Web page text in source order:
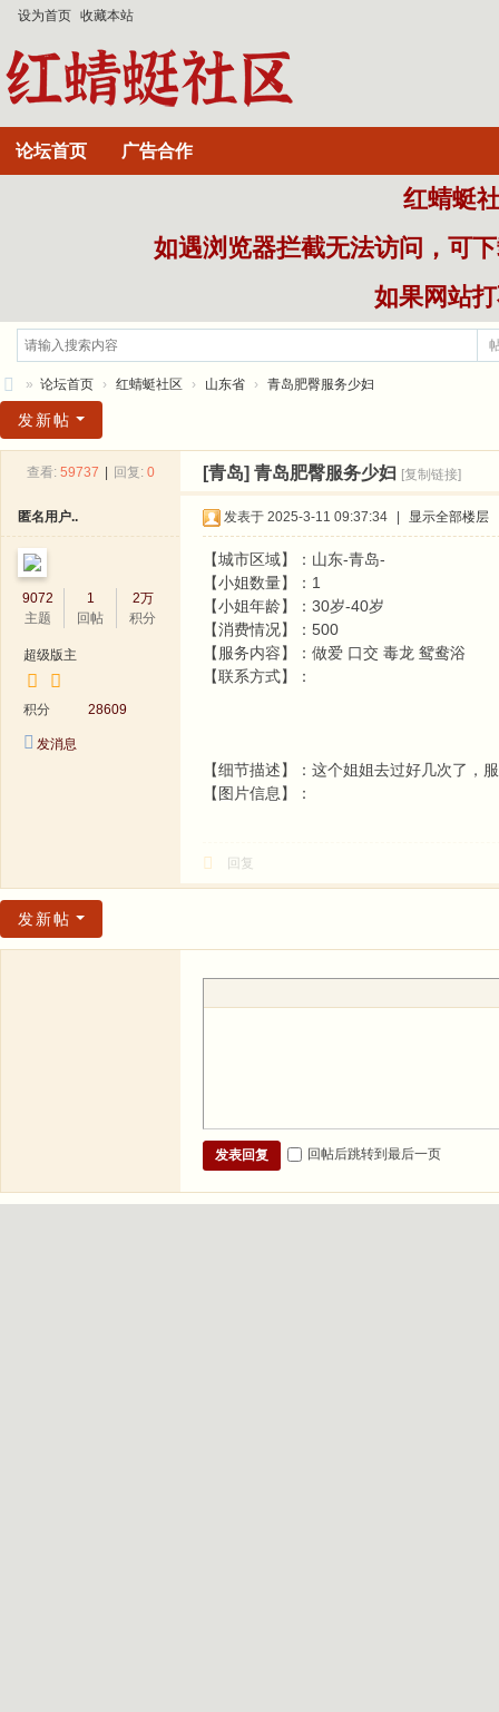
设为首页 收藏本站
论坛首页 广告合作
红蜻蜓
如遇浏览器拦截无法访问，可
如果网站
蜻
» 论坛首页 › 红蜻蜓社区 › 山东省 › 青岛肥臀服务少妇
发新帖
查看: 59737 回复: 0 [青岛] 青岛肥臀服务少妇 [复制链接]
匿名用户..
9072
主题
1
回帖
2万
积分
超级版主
积分 28609
发消息
发表于 2025-3-11 09:37:34 显示全部楼层
【城市区域】：山东-青岛-
【小姐数量】：1
【小姐年龄】：30岁-40岁
【消费情况】：500
【服务内容】：做爱 口交 毒龙 鸳鸯浴
【联系方式】：
【细节描述】：这个姐姐去过好几次了，
【图片信息】：
回复
发新帖
发表回复 回帖后跳转到最后一页